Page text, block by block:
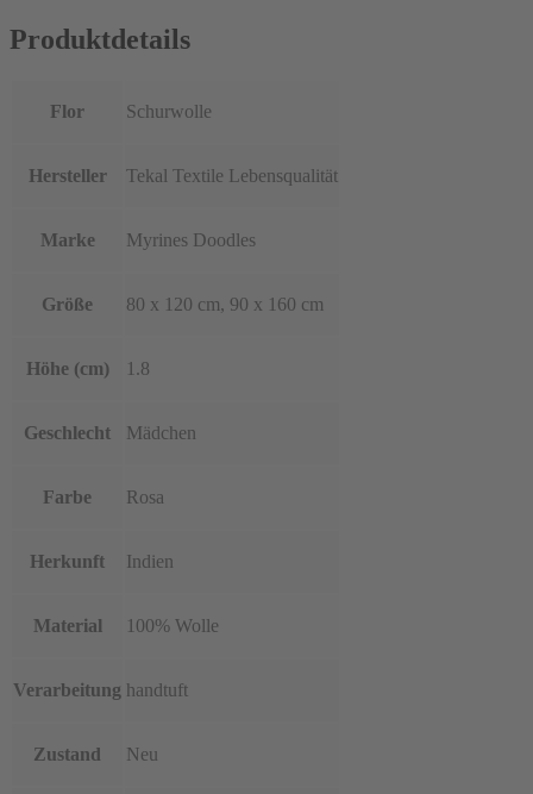
Produktdetails
Flor Schurwolle
Hersteller Tekal Textile Lebensqualität
Marke Myrines Doodles
Größe 80 x 120 cm, 90 x 160 cm
Höhe (cm) 1.8
Geschlecht Mädchen
Farbe Rosa
Herkunft Indien
Material 100% Wolle
Verarbeitung handtuft
Zustand Neu